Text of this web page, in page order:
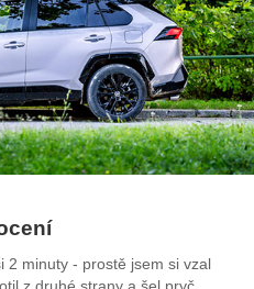
2 minuty - prostě jsem si vzal